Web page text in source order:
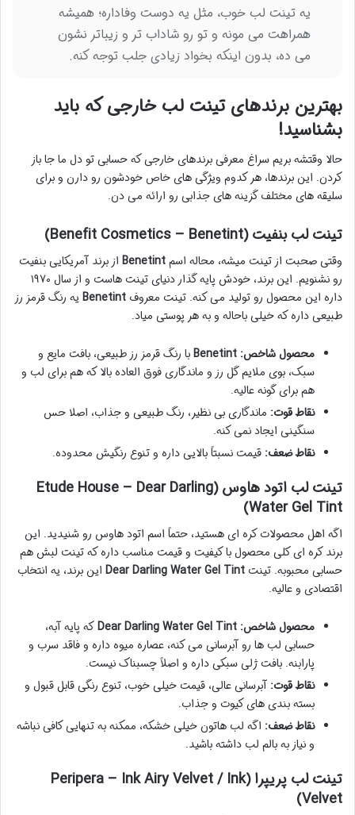
یه تینت لب خوب، مثل یه دوست وفاداره؛ همیشه
همراهت می مونه و تو رو شاداب تر و زیباتر نشون
می ده، بدون اینکه بخواد زیادی جلب توجه کنه.
بهترین برندهای تینت لب خارجی که باید
بشناسید!
حالا وقتشه بریم سراغ معرفی برندهای خارجی که حسابی تو دل ما جا باز
کردن. این برندها، هر کدوم ویژگی های خاص خودشون رو دارن و برای
سلیقه های مختلف گزینه های جذابی رو ارائه می دن.
تینت لب بنفیت (Benefit Cosmetics – Benetint)
وقتی صحبت از تینت میشه، محاله اسمBenetint از برند آمریکایی بنفیت
رو نشنویم. این برند، خودش پایه گذار دنیای تینت هاست و از سال ۱۹۷۰
داره این محصول رو تولید می کنه. تینت معروفBenetintیه رنگ قرمز رز
طبیعی داره که خیلی باحاله و به هر پوستی میاد.
محصول شاخص: Benetintبا رنگ قرمز رز طبیعی، بافت مایع و
سبک، بوی ملایم گل رز و ماندگاری فوق العاده بالا که هم برای لب و
هم برای گونه عالیه.
نقاط قوت: ماندگاری بی نظیر، رنگ طبیعی و جذاب، اصلا حس
سنگینی ایجاد نمی کنه.
نقاط ضعف: قیمت نسبتاً بالایی داره و تنوع رنگیش محدوده.
تینت لب اتود هاوس (Etude House – Dear Darling
Water Gel Tint)
اگه اهل محصولات کره ای هستید، حتماً اسم اتود هاوس رو شنیدید. این
برند کره ای کلی محصول با کیفیت و قیمت مناسب داره که تینت لبش هم
حسابی محبوبه. تینتDear Darling Water Gel Tint این برند، یه انتخاب
اقتصادی و عالیه.
محصول شاخص: Dear Darling Water Gel Tintکه پایه آبه،
حسابی لب ها رو آبرسانی می کنه، عصاره میوه داره و فاقد سرب و
پارابنه. بافت ژلی سبکی داره و اصلاً چسبناک نیست.
نقاط قوت: آبرسانی عالی، قیمت خیلی خوب، تنوع رنگی قابل قبول و
بسته بندی های کیوت و جذاب.
نقاط ضعف: اگه لب هاتون خیلی خشکه، ممکنه به تنهایی کافی نباشه
و نیاز به بالم لب داشته باشید.
تینت لب پریپرا (Peripera – Ink Airy Velvet / Ink
Velvet)